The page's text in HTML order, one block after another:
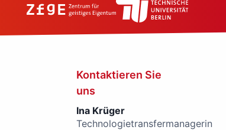
Kontaktieren Sie
uns
Ina Krüger
Technologietransfermanagerin